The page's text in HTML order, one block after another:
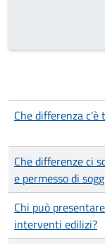
Che differenza c'è
Che differenze ci
e permesso di
Chi può
interventi edilizi?